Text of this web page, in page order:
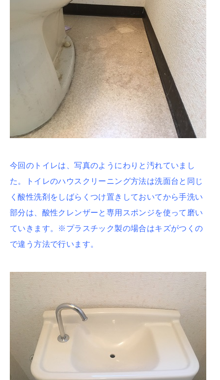
今回のトイレは、写真のようにわりと汚れていまし
た。トイレのハウスクリーニング方法は洗面台と同じ
く酸性洗剤をしばらくつけ置きしておいてから手洗い
部分は、酸性クレンザーと専用スポンジを使って磨い
ていきます。※プラスチック製の場合はキズがつくの
で違う方法で行います。